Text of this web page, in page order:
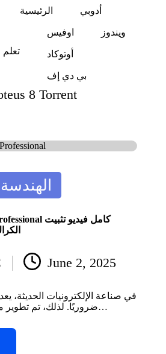
تعلم
الرئيسية أدوبي
اوفيس ويندوز
أوتوكاد
بي دي إف
8 Torrent
June 2, 2025
في صناعة الإلكترونيات الحديثة،
ضروريًا. لذلك، تم تطوير مجموعة متنوعة من…